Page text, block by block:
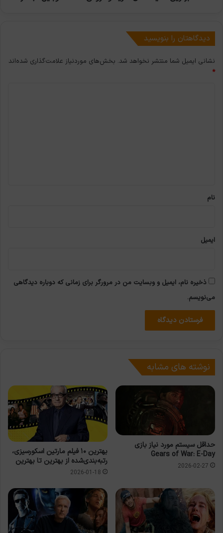
دیدگاهتان را بنویسید
نشانی ایمیل شما منتشر نخواهد شد. بخش‌های موردنیاز علامت‌گذاری شده‌اند
*
نام
ایمیل
ذخیره نام، ایمیل و وبسایت من در مرورگر برای زمانی که دوباره دیدگاهی
می‌نویسم.
نوشته های مشابه
حداقل سیستم مورد نیاز بازی
Gears of War: E-Day
2026-02-27
بهترین ۱۰ فیلم مارتین اسکورسیزی،
رتبه‌بندی‌شده از بهترین تا بهترین
2026-01-18